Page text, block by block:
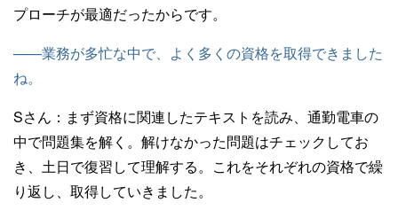
プローチが最適だったからです。
——業務が多忙な中で、よく多くの資格を取得できました
ね。
Sさん： まず資格に関連したテキストを読み、通勤電車の
中で問題集を解く。解けなかった問題はチェックしてお
き、土日で復習して理解する。これをそれぞれの資格で繰
り返し、取得していきました。